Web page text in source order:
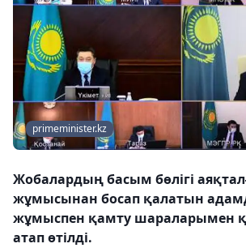
primeminister.kz
Жобалардың басым бөлігі
жұмысынан босап қалатын
жұмыспен қамту шараларымен
атап өтілді.